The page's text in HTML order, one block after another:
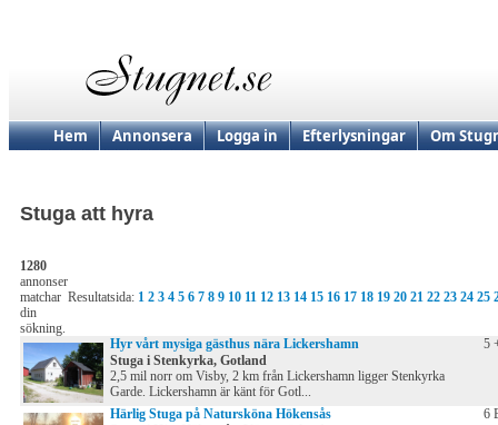
Hem Annonsera Logga in Efterlysningar Om
Stuga att hyra
1280
annonser
matchar
din
sökning.
Resultatsida: 1 2 3 4 5 6 7 8 9 10 11 12 13 14 15 16 17 18 19 20 21 22 23 24 25
Hyr vårt mysiga gästhus nära Lickershamn
Stuga i Stenkyrka, Gotland
2,5 mil norr om Visby, 2 km från Lickershamn ligger Stenkyrka
Garde. Lickershamn är känt för Gotl...
5
Härlig Stuga på Natursköna Hökensås
6